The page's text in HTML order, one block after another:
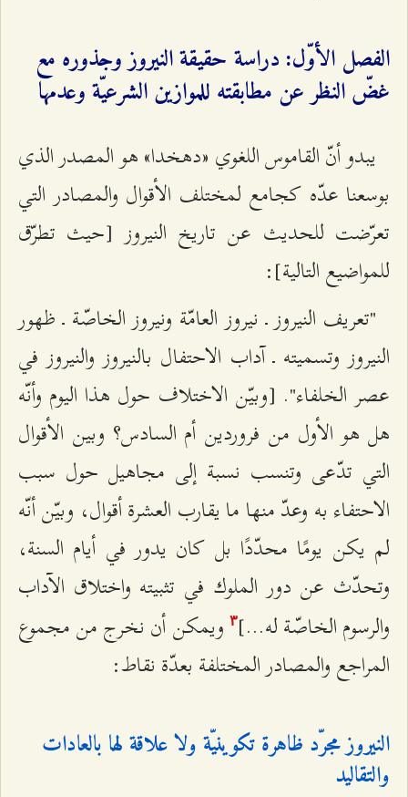
الفصل الأوّل: دراسة حقيقة النيروز وجذوره مع
غضّ النظر عن مطابقته للموازين الشرعيّة وعدمها
يبدو أنّ القاموس اللغوي «دهخدا» هو المصدر الذي
بوسعنا عدّه كجامع لمختلف الأقوال والمصادر التي
تعرّضت للحديث عن تاريخ النيروز [حيث تطرّق
للمواضيع التالية]:
"تعريف النيروز ـ نيروز العامّة ونيروز الخاصّة ـ ظهور
النيروز وتسميته ـ آداب الاحتفال بالنيروز والنيروز في
عصر الخلفاء". [وبيّن الاختلاف حول هذا اليوم وأنّه
هل هو الأول من فروردين أم السادس؟ وبين الأقوال
التي تدّعى وتنسب نسبة إلى مجاهيل حول سبب
الاحتفاء به وعدّ منها ما يقارب العشرة أقوال، وبيّن أنّه
لم يكن يومًا محدّدًا بل كان يدور في أيام السنة،
وتحدّث عن دور الملوك في تثبيته واختلاق الآداب
والرسوم الخاصّة له...]٣ ويمكن أن نخرج من مجموع
المراجع والمصادر المختلفة بعدّة نقاط:
النيروز مجرّد ظاهرة تكوينيّة ولا علاقة لها بالعادات
والتقاليد